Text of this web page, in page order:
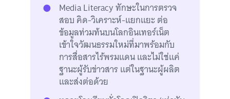
Media Literacy ทักษะในการตรวจ
สอบ คิด-วิเคราะห์-แยกแยะ ต่อ
ข้อมูลท่วมท้นบนโลกอินเทอร์เน็ต
เข้าใจวัฒนธรรมใหม่ที่มาพร้อมกับ
การสื่อสารไร้พรมแดน และไม่ใช่แค่
ฐานะผู้รับข่าวสาร แต่ในฐานะผู้ผลิต
และส่งต่อด้วย